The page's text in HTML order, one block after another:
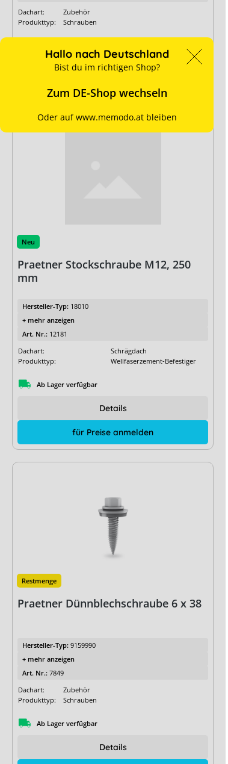
Dachart:
Zubehör
Produkttyp:
Schrauben
für Preise anmelden
Details
Neu
Praetner Stockschraube M12, 250
mm
Hersteller-Typ: 18010
+ mehr anzeigen
Art. Nr.: 12181
Dachart:
Schrägdach
Produkttyp:
Wellfaserzement-Befestiger
Ab Lager verfügbar
für Preise anmelden
Details
Restmenge
Praetner Dünnblechschraube 6 x 38
Hersteller-Typ: 9159990
+ mehr anzeigen
Art. Nr.: 7849
Dachart:
Zubehör
Produkttyp:
Schrauben
Ab Lager verfügbar
Details
Hallo nach Deutschland
Bist du im richtigen Shop?
Zum DE-Shop wechseln
Oder auf www.memodo.at bleiben